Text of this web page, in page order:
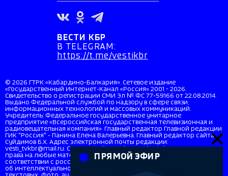
ВЕСТИ КБР
В TELEGRAM:
https://t.me/vestikbr
© 2026 ГТРК «Кабардино-Балкария». Сетевое издание
«Государственный Интернет-Канал «Россия» 2001 - 2026.
Свидетельство о регистрации СМИ Эл № ФС 77-59166 от 22.08.2014.
Выдано Федеральной службой по надзору в сфере связи,
информационных технологий и массовых коммуникаций.
Учредитель: Федеральное государственное унитарное
предприятие «Всероссийская государственная телевизионная и
радиовещательная компания». Главный редактор Главной редакции
ГИК "Россия" - Панина Елена Валерьевна. Главный редактор сайта
Суйдимов Б.Х. Адрес электронной почты редакции:
vesti_tvkbr@mail.ru. Справочный телефон: +7 (8662) 40-36-33. Все
права на любые материалы, опубликованные на сайте, защищены в
соответствии с российским и международным законодательством
об интеллектуальной собственности. Любое использование
ПРЯМОЙ ЭФИР